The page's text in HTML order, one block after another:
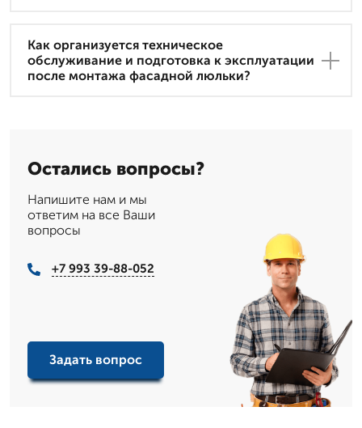
Как организуется техническое
обслуживание и подготовка к эксплуатации
после монтажа фасадной люльки?
Остались вопросы?
Напишите нам и мы
ответим на все Ваши
вопросы
+7 993 39-88-052
Задать вопрос